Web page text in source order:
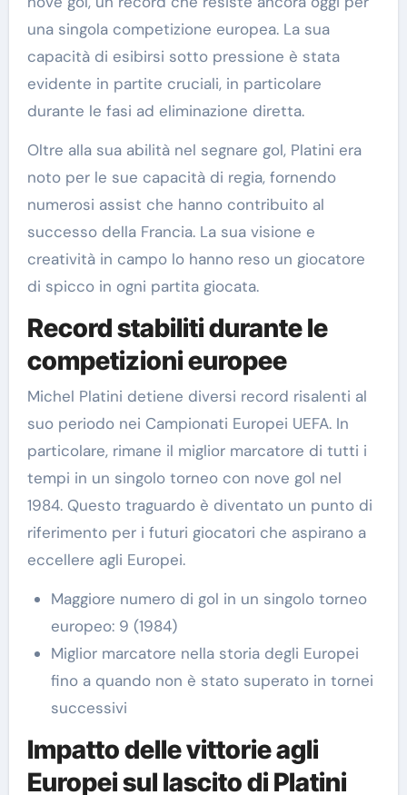
una singola competizione europea. La sua
capacità di esibirsi sotto pressione è stata
evidente in partite cruciali, in particolare
durante le fasi ad eliminazione diretta.
Oltre alla sua abilità nel segnare gol, Platini era
noto per le sue capacità di regia, fornendo
numerosi assist che hanno contribuito al
successo della Francia. La sua visione e
creatività in campo lo hanno reso un giocatore
di spicco in ogni partita giocata.
Record stabiliti durante le
competizioni europee
Michel Platini detiene diversi record risalenti al
suo periodo nei Campionati Europei UEFA. In
particolare, rimane il miglior marcatore di tutti i
tempi in un singolo torneo con nove gol nel
1984. Questo traguardo è diventato un punto di
riferimento per i futuri giocatori che aspirano a
eccellere agli Europei.
Maggiore numero di gol in un singolo torneo
europeo: 9 (1984)
Miglior marcatore nella storia degli Europei
fino a quando non è stato superato in tornei
successivi
Impatto delle vittorie agli
Europei sul lascito di Platini